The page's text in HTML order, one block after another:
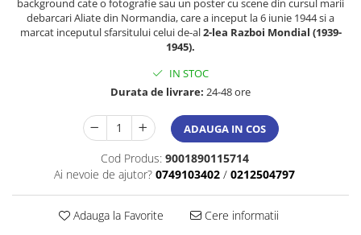
background cate o fotografie sau un poster cu scene din cursul marii
debarcari Aliate din Normandia, care a inceput la 6 iunie 1944 si a
marcat inceputul sfarsitului celui de-al2-lea Razboi Mondial (1939-
1945).
IN STOC
Durata de livrare: 24-48 ore
ADAUGA IN COS
Cod Produs: 9001890115714
Ai nevoie de ajutor? 0749103402 / 0212504797
Adauga la Favorite Cere informatii